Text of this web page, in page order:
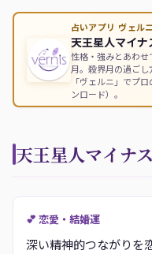
占いアプリ ヴェルニ
天王星人マイ
性格・強みとあわ
月。殺界月の過ご
「ヴェルニ」でプ
ンロード）。
天王星人マイナ
💕 恋愛・結婚運
深い精神的つながりを